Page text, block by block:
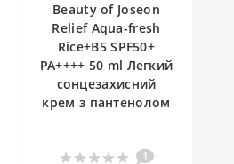
Beauty of Joseon
Relief Aqua-fresh
Rice+B5 SPF50+
PA++++ 50 ml Легкий
сонцезахисний
крем з пантенолом
1